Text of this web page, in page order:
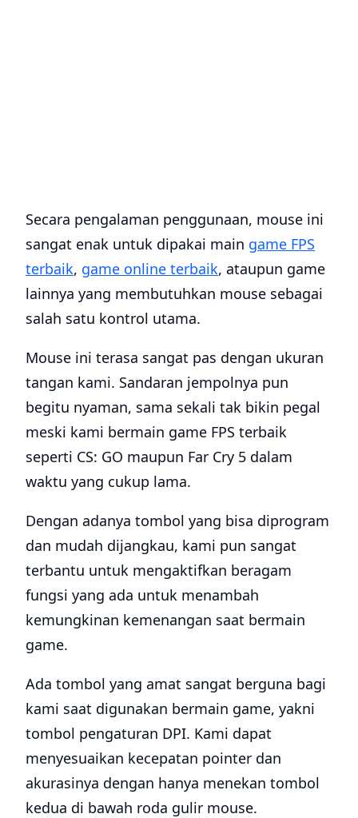
Secara pengalaman penggunaan, mouse ini
sangat enak untuk dipakai main game FPS
terbaik, game online terbaik, ataupun game
lainnya yang membutuhkan mouse sebagai
salah satu kontrol utama.
Mouse ini terasa sangat pas dengan ukuran
tangan kami. Sandaran jempolnya pun
begitu nyaman, sama sekali tak bikin pegal
meski kami bermain game FPS terbaik
seperti CS: GO maupun Far Cry 5 dalam
waktu yang cukup lama.
Dengan adanya tombol yang bisa diprogram
dan mudah dijangkau, kami pun sangat
terbantu untuk mengaktifkan beragam
fungsi yang ada untuk menambah
kemungkinan kemenangan saat bermain
game.
Ada tombol yang amat sangat berguna bagi
kami saat digunakan bermain game, yakni
tombol pengaturan DPI. Kami dapat
menyesuaikan kecepatan pointer dan
akurasinya dengan hanya menekan tombol
kedua di bawah roda gulir mouse.